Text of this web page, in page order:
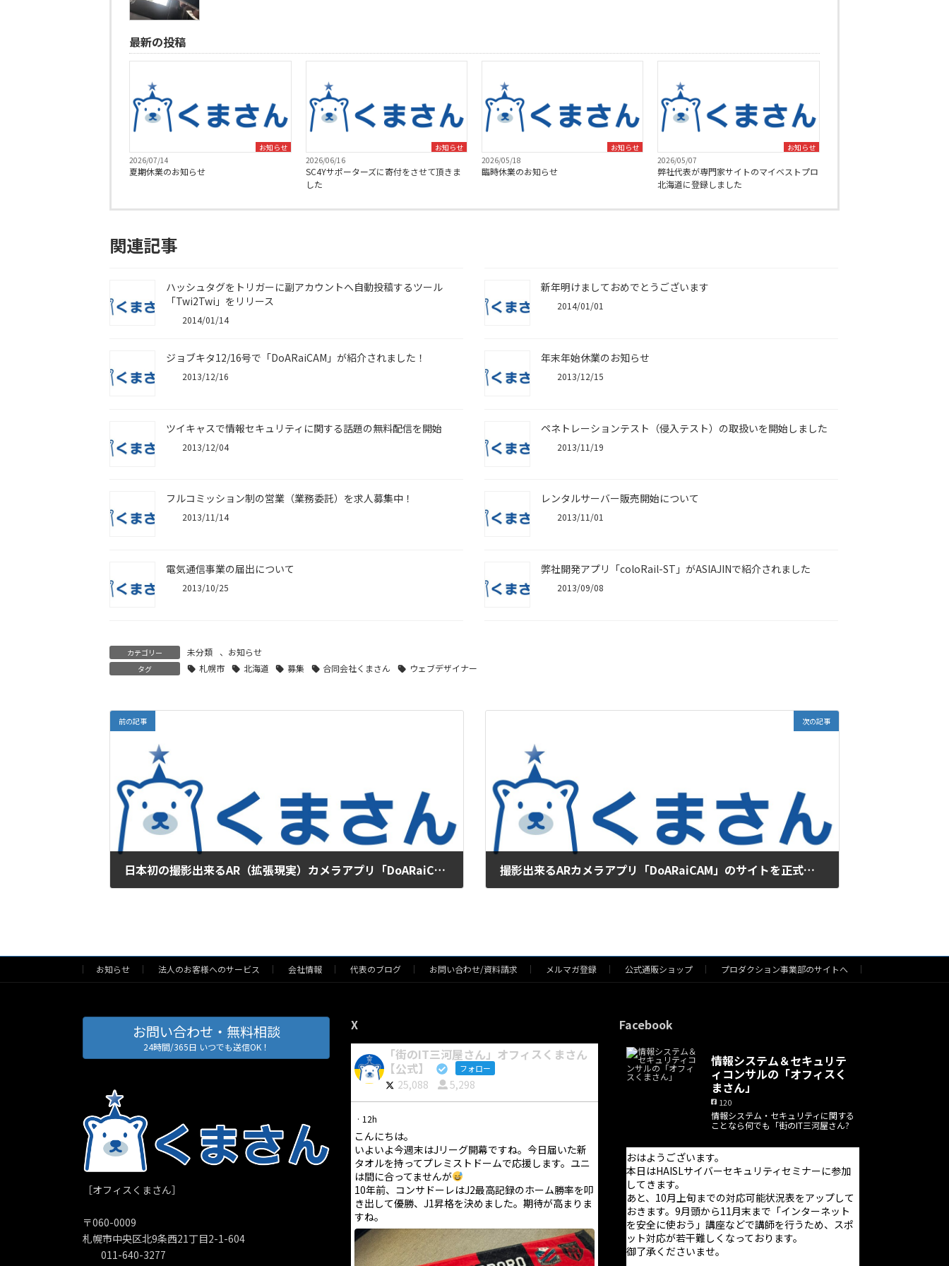
最新の投稿
お知らせ
2026/07/14
夏期休業のお知らせ
お知らせ
2026/06/16
SC4Yサポーターズに寄付をさせて頂きま
した
お知らせ
2026/05/18
臨時休業のお知らせ
お知らせ
2026/05/07
弊社代表が専門家サイトのマイベストプロ
北海道に登録しました
関連記事
ハッシュタグをトリガーに副アカウントへ自動投稿するツール
「Twi2Twi」をリリース
2014/01/14
新年明けましておめでとうございます
2014/01/01
ジョブキタ12/16号で「DoARaiCAM」が紹介されました！
2013/12/16
年末年始休業のお知らせ
2013/12/15
ツイキャスで情報セキュリティに関する話題の無料配信を開始
2013/12/04
ペネトレーションテスト（侵入テスト）の取扱いを開始しました
2013/11/19
フルコミッション制の営業（業務委託）を求人募集中！
2013/11/14
レンタルサーバー販売開始について
2013/11/01
電気通信事業の届出について
2013/10/25
弊社開発アプリ「coloRail-ST」がASIAJINで紹介されました
2013/09/08
カテゴリー 未分類 、 お知らせ
タグ 札幌市 北海道 募集 合同会社くまさん ウェブデザイナー
前の記事
日本初の撮影出来るAR（拡張現実）カメラアプリ「DoARaiCAM」をリリースします
次の記事
撮影出来るARカメラアプリ「DoARaiCAM」のサイトを正式オープン
お知らせ 法人のお客様へのサービス 会社情報 代表のブログ お問い合わせ/資料請求 メルマガ登録 公式通販ショップ プロダクション事業部のサイトへ
お問い合わせ・無料相談
24時間/365日 いつでも送信OK！
［オフィスくまさん］
〒060-0009
札幌市中央区北9条西21丁目2-1-604
011-640-3277
X
「街のIT三河屋さん」オフィスくまさん
【公式】
フォロー
25,088 5,298
· 12h
こんにちは。
いよいよ今週末はJリーグ開幕ですね。今日届いた新
タオルを持ってプレミストドームで応援します。ユニ
は間に合ってませんが
10年前、コンサドーレはJ2最高記録のホーム勝率を叩
き出して優勝、J1昇格を決めました。期待が高まりま
すね。
Facebook
情報システム＆セキュリテ
ィコンサルの「オフィスく
まさん」
120
情報システム・セキュリティに関する
ことなら何でも「街のIT三河屋さん?
おはようございます。
本日はHAISLサイバーセキュリティセミナーに参加
してきます。
あと、10月上旬までの対応可能状況表をアップして
おきます。9月頭から11月末まで「インターネット
を安全に使おう」講座などで講師を行うため、スポ
ット対応が若干難しくなっております。
御了承くださいませ。